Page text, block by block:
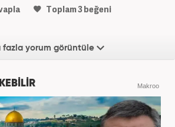
Toplam3beğeni
fazla yorum görüntüle
Makroo